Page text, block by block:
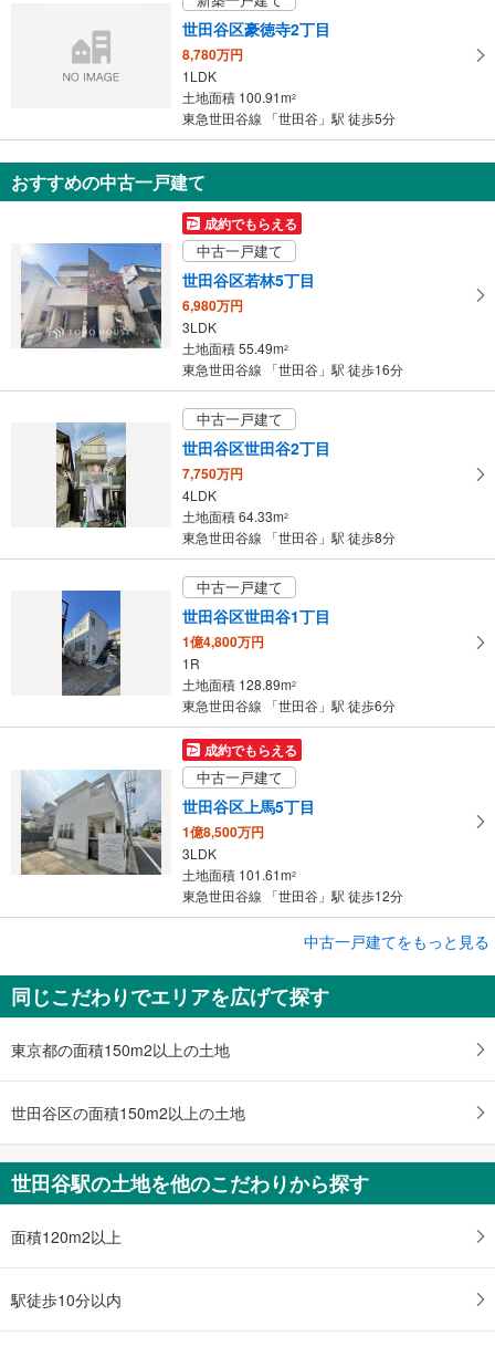
マ
イ
ー
ジ
に
保
存
る
世田谷区豪徳寺2丁目
8,780万円
1LDK
土地面積 100.91m2
東急世田谷線 「世田谷」駅 徒歩5分
おすすめの中古一戸建て
成約でもらえる
中古一戸建て
世田谷区若林5丁目
6,980万円
3LDK
土地面積 55.49m2
東急世田谷線 「世田谷」駅 徒歩16分
中古一戸建て
世田谷区世田谷2丁目
7,750万円
4LDK
土地面積 64.33m2
東急世田谷線 「世田谷」駅 徒歩8分
中古一戸建て
世田谷区世田谷1丁目
1億4,800万円
1R
土地面積 128.89m2
東急世田谷線 「世田谷」駅 徒歩6分
成約でもらえる
中古一戸建て
世田谷区上馬5丁目
1億8,500万円
3LDK
土地面積 101.61m2
東急世田谷線 「世田谷」駅 徒歩12分
世田谷区上馬5丁目
1億8,500万円
3LDK
土地面積 101.61m
中古一戸建てをもっと見る
同じこだわりでエリアを広げて探す
東京都の面積150m2以上の土地
世田谷区の面積150m2以上の土地
世田谷駅の土地を他のこだわりから探す
面積120m2以上
駅徒歩10分以内